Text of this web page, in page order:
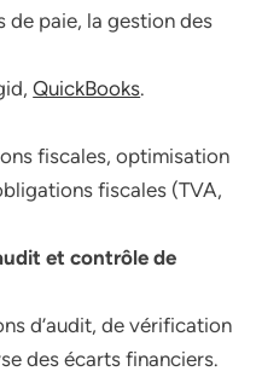
de paie, la gestion des
QuickBooks.
fiscales, optimisation
fiscales (TVA,
et contrôle de
d’audit, de vérification
des écarts financiers.